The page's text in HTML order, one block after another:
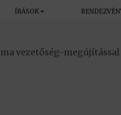
ÍRÁSOK
vezetőség-